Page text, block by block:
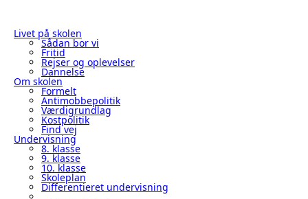
til
sidens
indhold
Livet på skolen
Sådan bor vi
Fritid
Rejser og oplevelser
Dannelse
Om skolen
Formelt
Antimobbepolitik
Værdigrundlag
Kostpolitik
Find vej
Undervisning
8. klasse
9. klasse
10. klasse
Skoleplan
Differentieret undervisning